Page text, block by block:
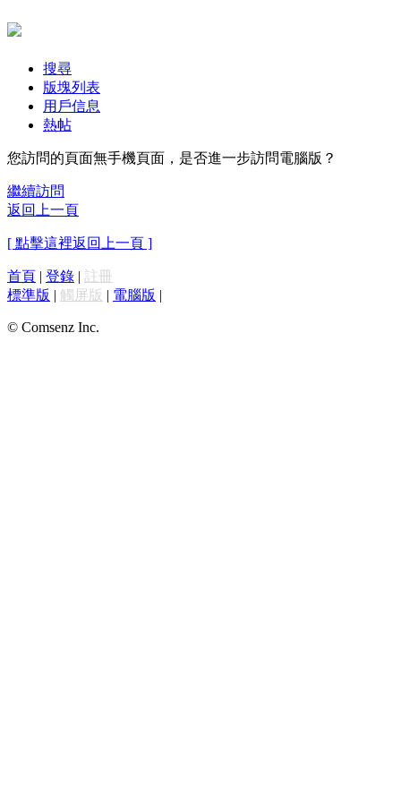
搜尋
版塊列表
用戶信息
熱帖
您訪問的頁面無手機頁面，是否進一步訪問電腦版？
繼續訪問
返回上一頁
[ 點擊這裡返回上一頁 ]
首頁 | 登錄 | 註冊
標準版 | 觸屏版 | 電腦版 |
© Comsenz Inc.